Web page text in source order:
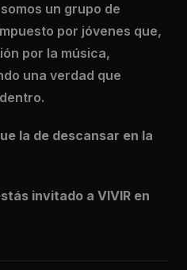
somos un grupo de
por jóvenes que,
por la música,
una verdad que
la de descansar en la
invitado a VIVIR en